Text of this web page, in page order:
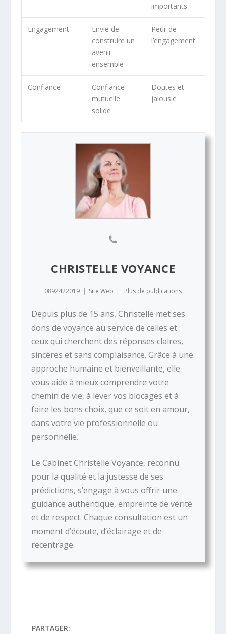
importants
Engagement
Envie de
construire un
avenir
ensemble
Peur de
l’engagement
Confiance
Confiance
mutuelle
solide
Doutes et
jalousie
CHRISTELLE VOYANCE
0892422019 | Site Web | Plus de publications
Depuis plus de 15 ans, Christelle met ses
dons de voyance au service de celles et
ceux qui cherchent des réponses claires,
sincères et sans complaisance. Grâce à une
approche humaine et bienveillante, elle
vous aide à mieux comprendre votre
chemin de vie, à lever vos blocages et à
faire les bons choix, que ce soit en amour,
dans votre vie professionnelle ou
personnelle.
Le Cabinet Christelle Voyance, reconnu
pour la qualité et la justesse de ses
prédictions, s’engage à vous offrir une
guidance authentique, empreinte de vérité
et de respect. Chaque consultation est un
moment d’écoute, d’éclairage et de
recentrage.
PARTAGER: